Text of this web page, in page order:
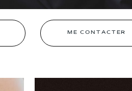
ME CONTACTER